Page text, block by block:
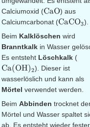
Calciumoxid (\ce{CaO}
CaO) aus
Calciumcarbonat (CaCOX
3).
Beim Kalklöschen wird
Branntkalk in Wasser
Es entsteht Löschkalk (
Ca(OH)X
2). Dieser ist
wasserlöslich und kann als
Mörtel verwendet werden.
Beim Abbinden trocknet
Mörtel und Wasser spaltet
ab. Es entsteht wieder fester,